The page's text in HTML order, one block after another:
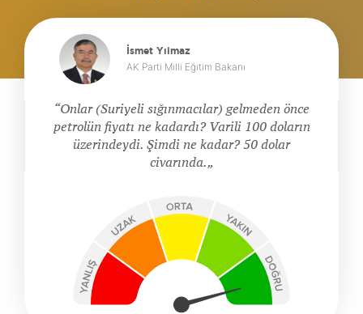
İsmet Yılmaz
AK Parti Milli Eğitim Bakanı
Onlar (Suriyeli sığınmacılar) gelmeden önce
petrolün fiyatı ne kadardı? Varili 100 doların
üzerindeydi. Şimdi ne kadar? 50 dolar
civarında.